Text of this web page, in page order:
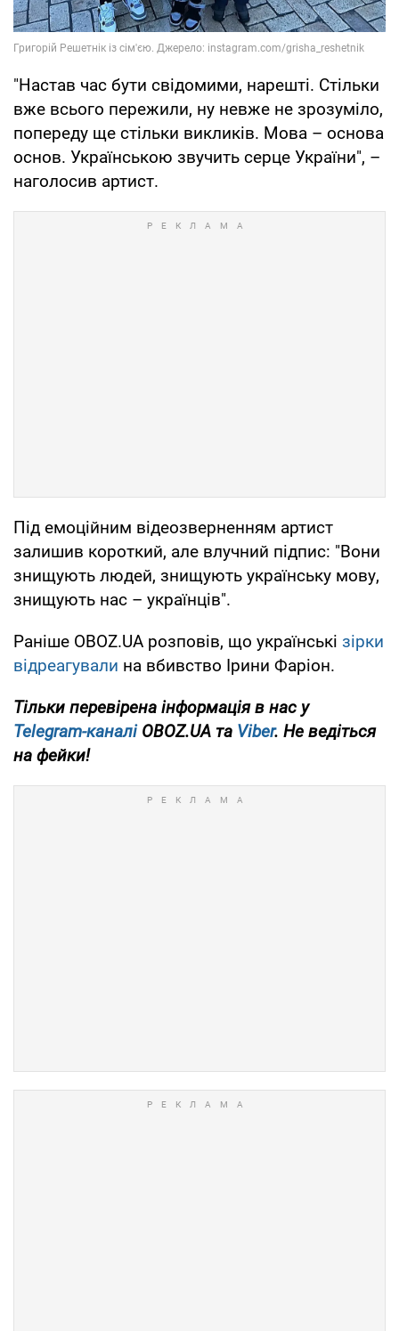
"Настав час бути свідомими, нарешті. Стільки
вже всього пережили, ну невже не зрозуміло,
попереду ще стільки викликів. Мова – основа
основ. Українською звучить серце України", –
наголосив артист.
Під емоційним відеозверненням артист
залишив короткий, але влучний підпис: "Вони
знищують людей, знищують українську мову,
знищують нас – українців".
Раніше OBOZ.UA розповів, що українські зірки
відреагували на вбивство Ірини Фаріон.
Тільки перевірена інформація в нас у
Telegram-каналіOBOZ.UA та Viber. Не ведіться
на фейки!